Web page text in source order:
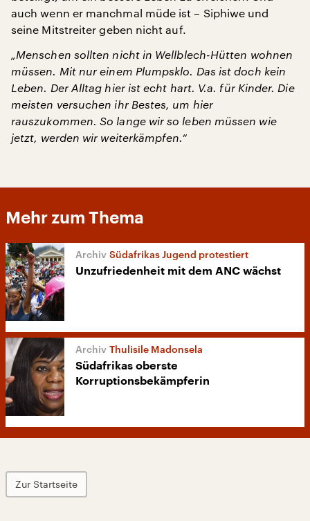
auch wenn er manchmal müde ist – Siphiwe und
seine Mitstreiter geben nicht auf.
„Menschen sollten nicht in Wellblech-Hütten wohnen
müssen. Mit nur einem Plumpsklo. Das ist doch kein
Leben. Der Alltag hier ist echt hart. V.a. für Kinder. Die
meisten versuchen ihr Bestes, um hier
rauszukommen. So lange wir so leben müssen wie
jetzt, werden wir weiterkämpfen.“
Mehr zum Thema
Südafrikas Jugend protestiert
Unzufriedenheit mit dem ANC wächst
Thulisile Madonsela
Südafrikas oberste
Korruptionsbekämpferin
Zur Startseite